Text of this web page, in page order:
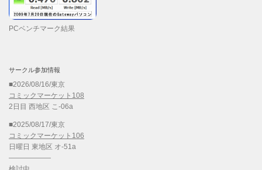
PCベンチマーク結果
サークル参加情報
■2026/08/16/東京
コミックマーケット108
2日目 西地区 こ-06a
■2025/08/17/東京
コミックマーケット106
日曜日 東地区 オ-51a
——————